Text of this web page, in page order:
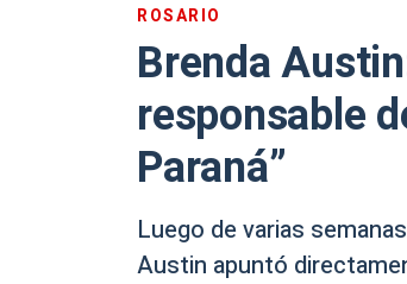
ROSARIO
Brenda
responsable
Paraná”
Luego de varias
Austin apuntó